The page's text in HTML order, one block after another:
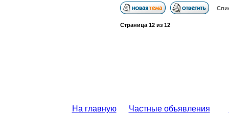
Страница 12из 12
На главную Частные объявления